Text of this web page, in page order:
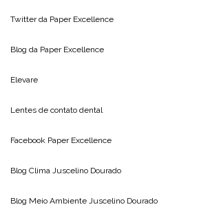
Twitter da Paper Excellence
Blog da Paper Excellence
Elevare
Lentes de contato dental
Facebook Paper Excellence
Blog Clima Juscelino Dourado
Blog Meio Ambiente Juscelino Dourado